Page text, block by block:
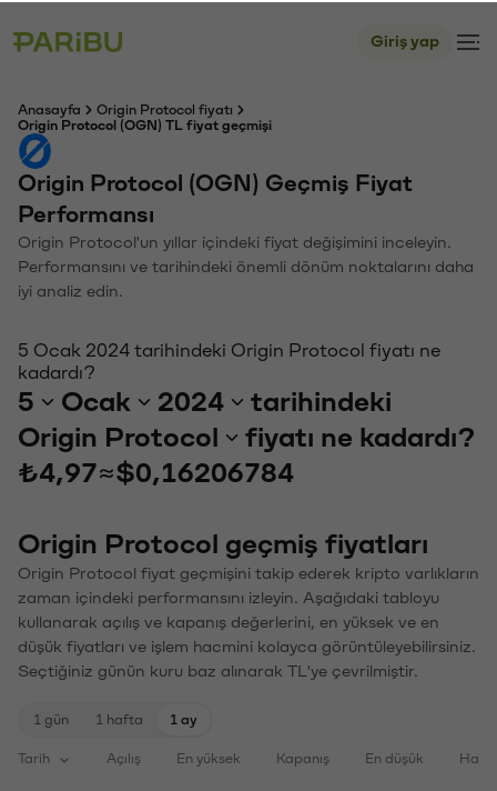
Giriş yap
Anasayfa
Origin Protocol fiyatı
Origin Protocol (OGN) TL fiyat geçmişi
Origin Protocol (OGN) Geçmiş Fiyat
Performansı
Origin Protocol'un yıllar içindeki fiyat değişimini inceleyin.
Performansını ve tarihindeki önemli dönüm noktalarını daha
iyi analiz edin.
5 Ocak 2024 tarihindeki Origin Protocol fiyatı ne
kadardı?
5 Ocak 2024
tarihindeki
Origin Protocol
fiyatı ne kadardı?
₺4,97≈$0,16206784
Origin Protocol geçmiş fiyatları
Origin Protocol fiyat geçmişini takip ederek kripto varlıkların
zaman içindeki performansını izleyin. Aşağıdaki tabloyu
kullanarak açılış ve kapanış değerlerini, en yüksek ve en
düşük fiyatları ve işlem hacmini kolayca görüntüleyebilirsiniz.
Seçtiğiniz günün kuru baz alınarak TL'ye çevrilmiştir.
1 gün 1 hafta 1 ay
Tarih Açılış En yüksek Kapanış En düşük